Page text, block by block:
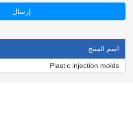
اسم المنتج
Plastic injection molds